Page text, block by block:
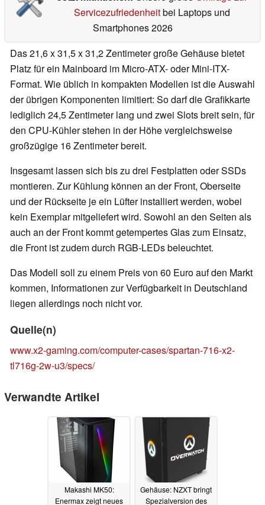
Servicezufriedenheitbei Laptops und
Smartphones 2026
Das 21,6 x 31,5 x 31,2 Zentimeter große Gehäuse bietet
Platz für ein Mainboard im Micro-ATX- oder Mini-ITX-
Format. Wie üblich in kompakten Modellen ist die Auswahl
der übrigen Komponenten limitiert: So darf die Grafikkarte
lediglich 24,5 Zentimeter lang und zwei Slots breit sein, für
den CPU-Kühler stehen in der Höhe vergleichsweise
großzügige 16 Zentimeter bereit.
Insgesamt lassen sich bis zu drei Festplatten oder SSDs
montieren. Zur Kühlung können an der Front, Oberseite
und der Rückseite je ein Lüfter installiert werden, wobei
kein Exemplar mitgeliefert wird. Sowohl an den Seiten als
auch an der Front kommt getempertes Glas zum Einsatz,
die Front ist zudem durch RGB-LEDs beleuchtet.
Das Modell soll zu einem Preis von 60 Euro auf den Markt
kommen, Informationen zur Verfügbarkeit in Deutschland
liegen allerdings noch nicht vor.
Quelle(n)
www.x2-gaming.com/computer-cases/spartan-716-x2-
tl716g-2w-u3/specs/
Verwandte Artikel
Makashi MK50:
Enermax zeigt neues
Gehäuse: NZXT bringt
Spezialversion des